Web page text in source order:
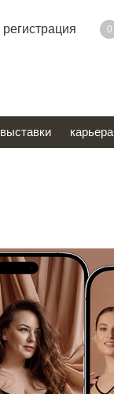
регистрация 0
выставки карьера